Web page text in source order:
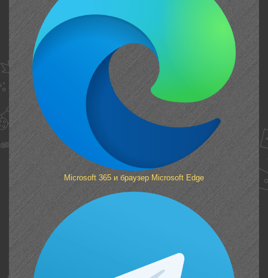
Microsoft 365 и браузер Microsoft Edge